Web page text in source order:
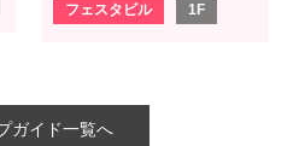
フェスタビル 1F
ガイド一覧へ